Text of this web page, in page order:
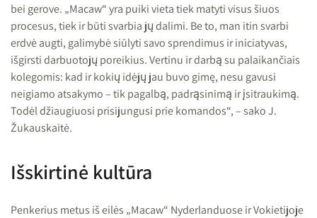
bei gerove. „Macaw“ yra puiki vieta tiek matyti visus šiuos
procesus, tiek ir būti svarbia jų dalimi. Be to, man itin svarbi
erdvė augti, galimybė siūlyti savo sprendimus ir iniciatyvas,
išgirsti darbuotojų poreikius. Vertinu ir darbą su palaikančiais
kolegomis: kad ir kokių idėjų jau buvo gimę, nesu gavusi
neigiamo atsakymo – tik pagalbą, padrąsinimą ir įsitraukimą.
Todėl džiaugiuosi prisijungusi prie komandos“, – sako J.
Žukauskaitė.
Išskirtinė kultūra
Penkerius metus iš eilės „Macaw“ Nyderlanduose ir Vokietijoje